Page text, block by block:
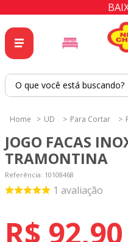
O que você está buscando?
UD Para Cortar
JOGO FACAS
TRAMONTINA
Referência: 10108468
1 avaliação
R$ 92,90
TERMOS MAIS BUSCADOS
2 º
tapete
3º
cortina
4º
tecido percal
tecido tricoline